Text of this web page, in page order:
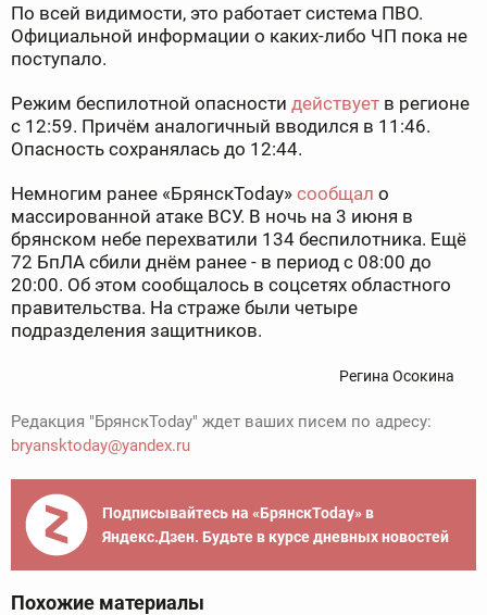
По всей видимости, это работает система ПВО.
Официальной информации о каких-либо ЧП пока не
поступало.
Режим беспилотной опасности действует в регионе
с 12:59. Причём аналогичный вводился в 11:46.
Опасность сохранялась до 12:44.
Немногим ранее «БрянскToday» сообщал о
массированной атаке ВСУ. В ночь на 3 июня в
брянском небе перехватили 134 беспилотника. Ещё
72 БпЛА сбили днём ранее - в период с 08:00 до
20:00. Об этом сообщалось в соцсетях областного
правительства. На страже были четыре
подразделения защитников.
Регина Осокина
Редакция "БрянскToday" ждет ваших писем по адресу:
bryansktoday@yandex.ru
Подписывайтесь на «БрянскToday» в
Яндекс.Дзен. Будьте в курсе дневных новостей
Похожие материалы